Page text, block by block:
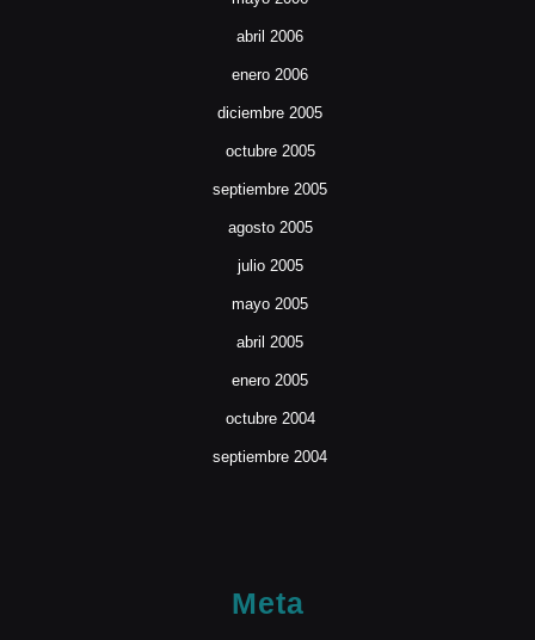
abril 2006
enero 2006
diciembre 2005
octubre 2005
septiembre 2005
agosto 2005
julio 2005
mayo 2005
abril 2005
enero 2005
octubre 2004
septiembre 2004
Meta